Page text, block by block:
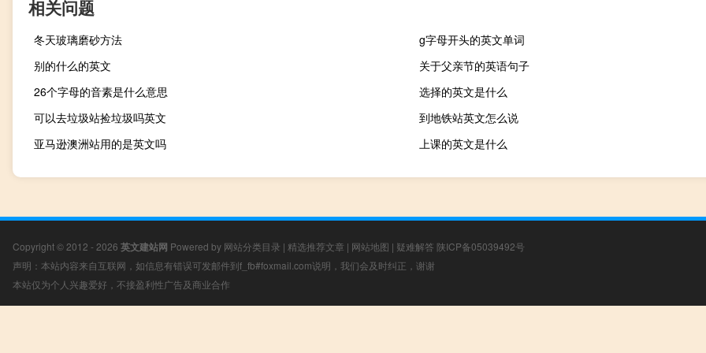
相关问题
冬天玻璃磨砂方法
g字母开头的英文单词
别的什么的英文
关于父亲节的英语句子
26个字母的音素是什么意思
选择的英文是什么
可以去垃圾站捡垃圾吗英文
到地铁站英文怎么说
亚马逊澳洲站用的是英文吗
上课的英文是什么
Copyright © 2012 - 2026 英文建站网 Powered by 网站分类目录 | 精选推荐文章 | 网站地图 | 疑难解答 陕ICP备05039492号
声明：本站内容来自互联网，如信息有错误可发邮件到f_fb#foxmail.com说明，我们会及时纠正，谢谢
本站仅为个人兴趣爱好，不接盈利性广告及商业合作